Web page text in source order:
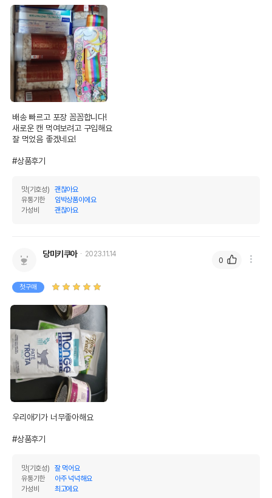
배송 빠르고 포장 꼼꼼합니다!
새로운 캔 먹여보려고 구입해요
잘 먹었음 좋겠네요!
#상품후기
맛(기호성)
괜찮아요
유통기한
임박상품이에요
가성비
괜찮아요
당미키쿠아 2023.11.14
첫구매
우리애기가 너무좋아해요
#상품후기
맛(기호성)
잘 먹어요
유통기한
아주 넉넉해요
가성비
최고에요
0